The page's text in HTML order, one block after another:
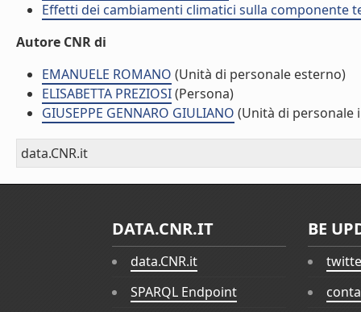
Effetti dei cambiamenti climatici sulla componente
Autore CNR di
EMANUELE ROMANO (Unità di personale esterno)
ELISABETTA PREZIOSI(Persona)
GIUSEPPE GENNARO GIULIANO (Unità di personale
data.CNR.it
DATA.CNR.IT
data.CNR.it
SPARQL Endpoint
BE